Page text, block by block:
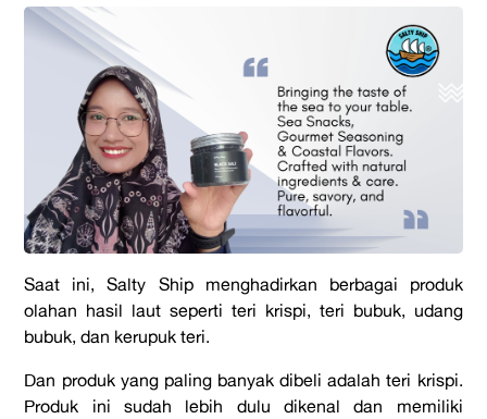
Saat ini, Salty Ship menghadirkan berbagai produk
olahan hasil laut seperti teri krispi, teri bubuk, udang
bubuk, dan kerupuk teri.
Dan produk yang paling banyak dibeli adalah teri krispi.
Produk ini sudah lebih dulu dikenal dan memiliki